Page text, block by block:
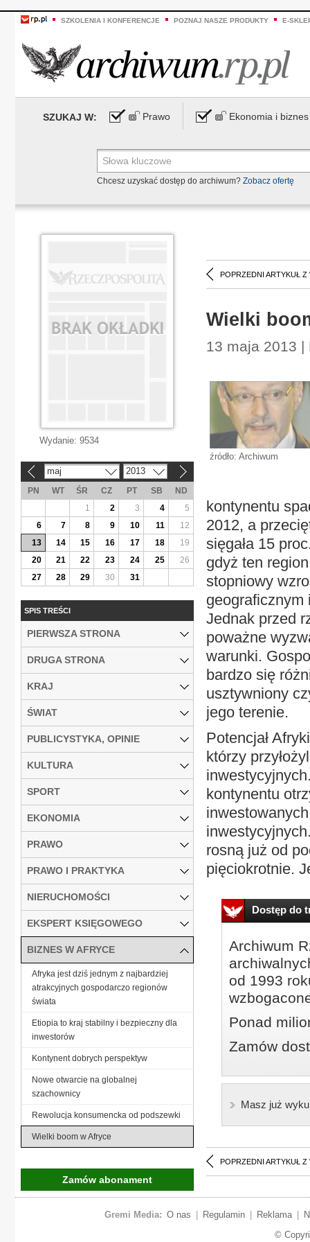
SZKOLENIA I KONFERENCJE POZNAJ NASZE PRODUKTY E-
SZUKAJ W: Prawo Ekonomia i biznes
Chcesz uzyskać dostęp do archiwum? Zobacz ofertę
POPRZEDNI ARTYKUŁ Z
Wielki
13 maja 2013 |
źródło: Archiwum
kontynentu
2012, a
sięgała 15
gdyż ten
stopniowy
geograficznym
Jednak przed
poważne
warunki.
bardzo się
usztywniony
jego terenie.
Potencjał
którzy
kontynentu
rosną już od
pięciokrotnie.
Dostęp do
Archiwum
od 1993
Ponad
Zamów
Masz już
POPRZEDNI ARTYKUŁ Z
Wydanie: 9534
maj 2013
PN WT ŚR CZ PT SB
ND
1
2 3 4
5
6
7 8 9 10 11
12
13
14 15 16 17 18
19
20
21 22 23 24 25
26
27
28 29 30 31
SPIS TREŚCI
PIERWSZA STRONA
DRUGA STRONA
KRAJ
ŚWIAT
PUBLICYSTYKA, OPINIE
KULTURA
SPORT
EKONOMIA
PRAWO
PRAWO I PRAKTYKA
NIERUCHOMOŚCI
EKSPERT KSIĘGOWEGO
BIZNES W AFRYCE
Afryka jest dziś jednym z najbardziej
atrakcyjnych gospodarczo regionów
świata
Etiopia to kraj stabilny i bezpieczny dla
inwestorów
Kontynent dobrych perspektyw
Nowe otwarcie na globalnej
szachownicy
Rewolucja konsumencka od podszewki
Wielki boom w Afryce
Zamów abonament
Gremi Media: O nas Regulamin Reklama
©